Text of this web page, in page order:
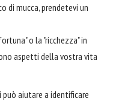
di mucca, prendetevi un
o la "ricchezza" in
aspetti della vostra vita
può aiutare a identificare